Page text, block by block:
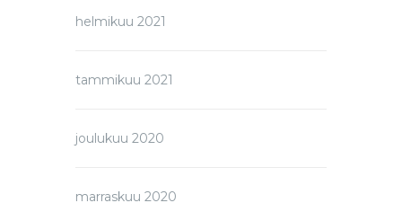
helmikuu 2021
tammikuu 2021
joulukuu 2020
marraskuu 2020